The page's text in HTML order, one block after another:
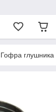
Гофра глушника